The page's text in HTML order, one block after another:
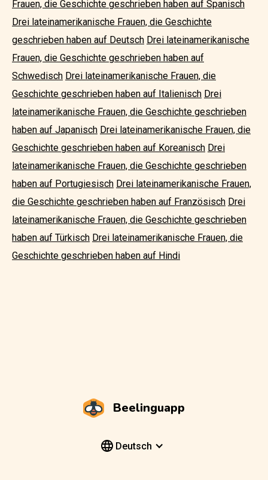
Frauen, die Geschichte geschrieben haben auf Spanisch
Drei lateinamerikanische Frauen, die Geschichte
geschrieben haben auf Deutsch Drei lateinamerikanische
Frauen, die Geschichte geschrieben haben auf
Schwedisch Drei lateinamerikanische Frauen, die
Geschichte geschrieben haben auf Italienisch Drei
lateinamerikanische Frauen, die Geschichte geschrieben
haben auf Japanisch Drei lateinamerikanische Frauen, die
Geschichte geschrieben haben auf Koreanisch Drei
lateinamerikanische Frauen, die Geschichte geschrieben
haben auf Portugiesisch Drei lateinamerikanische Frauen,
die Geschichte geschrieben haben auf Französisch Drei
lateinamerikanische Frauen, die Geschichte geschrieben
haben auf Türkisch Drei lateinamerikanische Frauen, die
Geschichte geschrieben haben auf Hindi
Beelinguapp
Deutsch